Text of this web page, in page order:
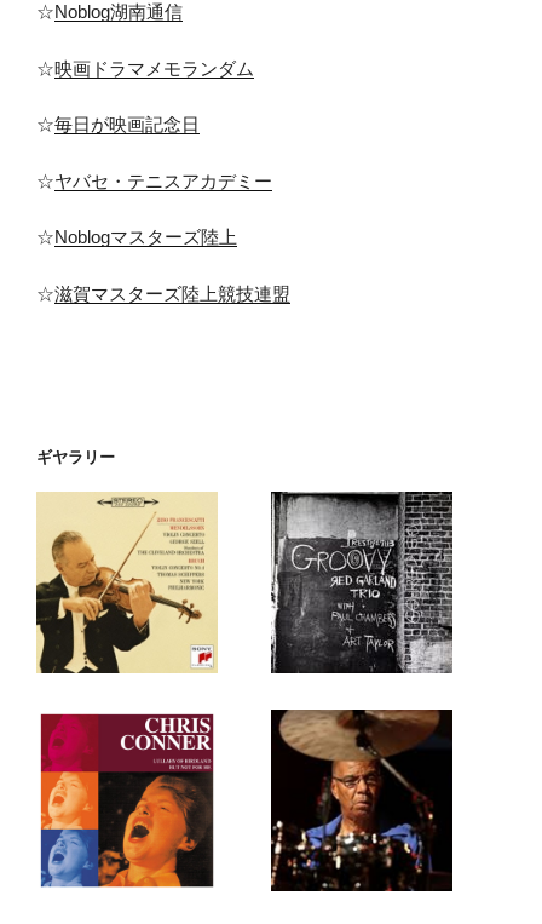
☆Noblog湖南通信
☆映画ドラマメモランダム
☆毎日が映画記念日
☆ヤバセ・テニスアカデミー
☆Noblogマスターズ陸上
☆滋賀マスターズ陸上競技連盟
ギヤラリー